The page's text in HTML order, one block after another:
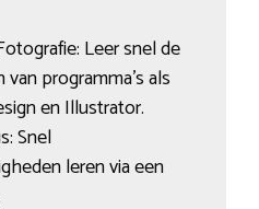
Leer snel de
programma’s als
en Illustrator.
Snel
leren via een